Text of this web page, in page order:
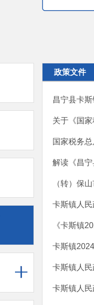
政策文件
昌宁县卡
关于《国
国家税务
解读《昌
（转）保
卡斯镇人
《卡斯镇
卡斯镇
卡斯镇人
卡斯镇人